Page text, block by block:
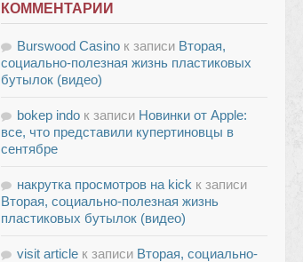
КОММЕНТАРИИ
Burswood Casino к записи Вторая,
социально-полезная жизнь пластиковых
бутылок (видео)
bokep indo к записи Новинки от Apple:
все, что представили купертиновцы в
сентябре
накрутка просмотров на kick к записи
Вторая, социально-полезная жизнь
пластиковых бутылок (видео)
visit article к записи Вторая, социально-